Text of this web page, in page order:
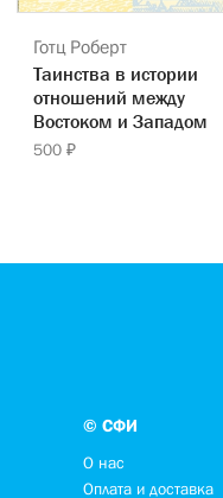
Готц Роберт
Таинства в истории
отношений между
Востоком и Западом
500 ₽
© СФИ
О нас
Оплата и доставка